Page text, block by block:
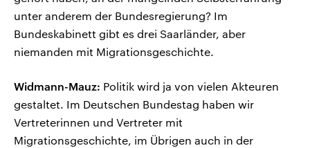
unter anderem der Bundesregierung? Im
Bundeskabinett gibt es drei Saarländer, aber
niemanden mit Migrationsgeschichte.
Widmann-Mauz: Politik wird ja von vielen Akteuren
gestaltet. Im Deutschen Bundestag haben wir
Vertreterinnen und Vertreter mit
Migrationsgeschichte, im Übrigen auch in der